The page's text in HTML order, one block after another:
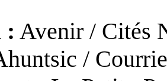
: Avenir / Cités
/